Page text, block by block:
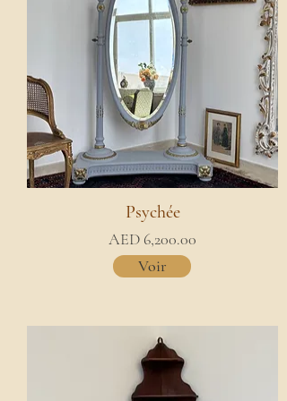
Psychée
AED 6,200.00
Voir